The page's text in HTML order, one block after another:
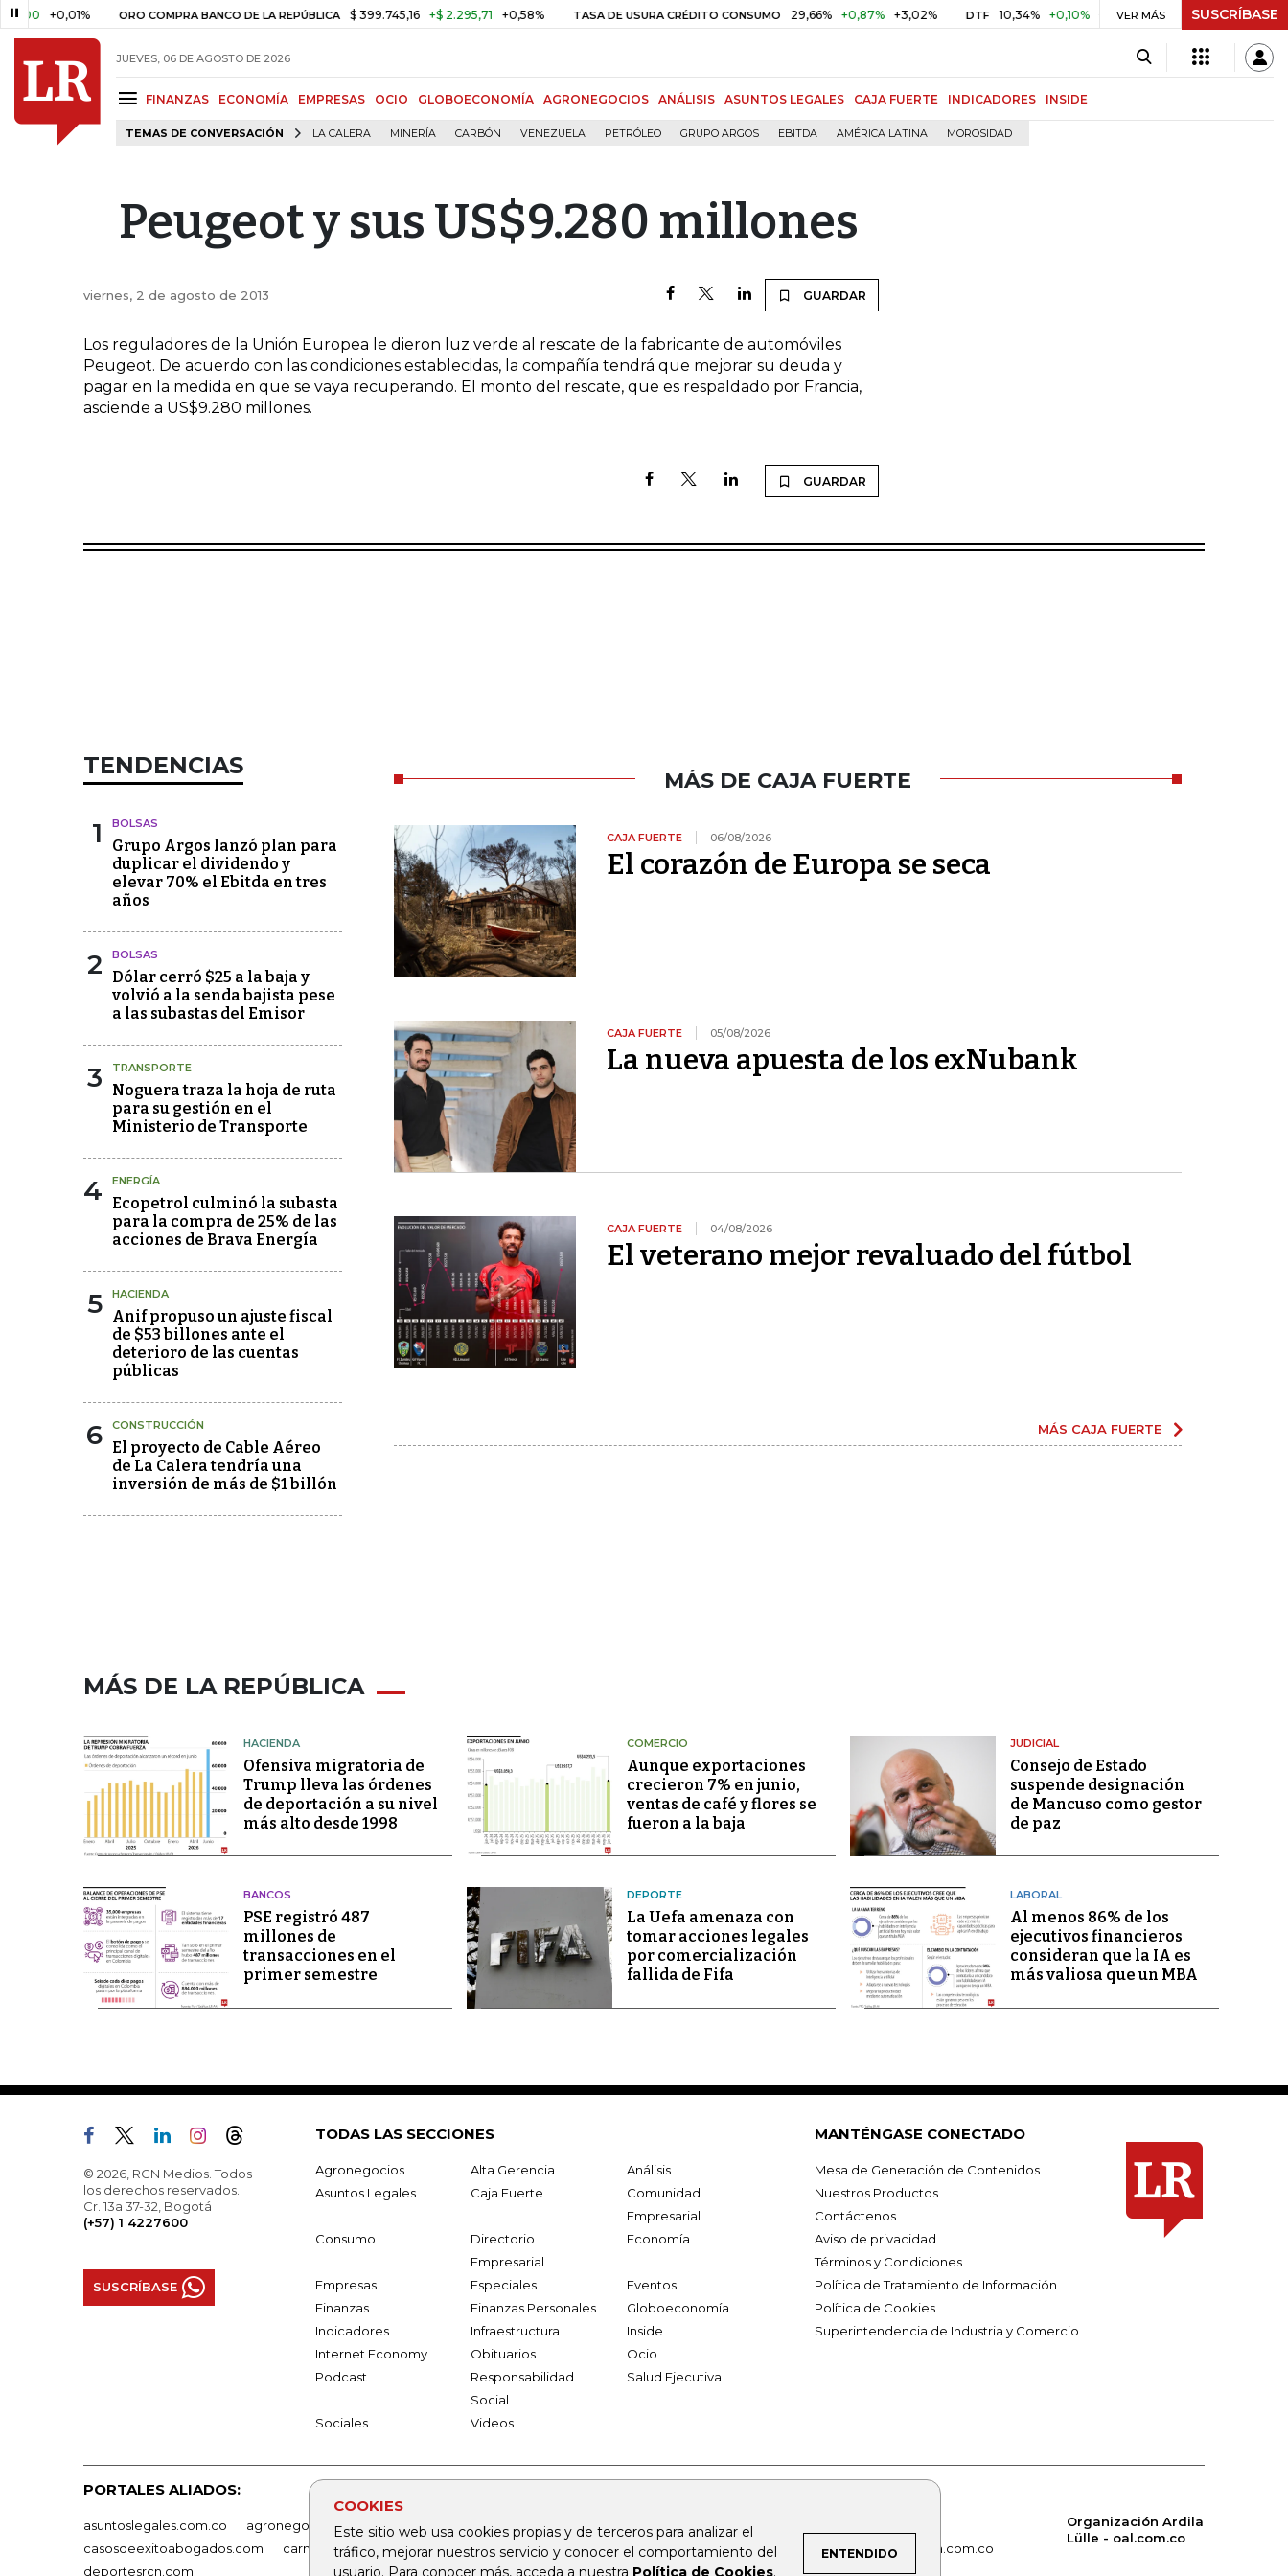
+0,01% ORO COMPRA BANCO DE LA REPÚBLICA $ 399.745,16 +$ 2.295,71 +0,58% TASA DE USURA CRÉDITO CONSUMO 29,66% +0,87% +3,02% DTF 10,34% +0,10% +0,98% UVR $ 416,86 +$ 0,05
VER MÁS SUSCRÍBASE
JUEVES, 06 DE AGOSTO DE 2026
FINANZAS ECONOMÍA EMPRESAS OCIO GLOBOECONOMÍA AGRONEGOCIOS ANÁLISIS ASUNTOS LEGALES CAJA FUERTE INDICADORES INSIDE
TEMAS DE CONVERSACIÓN LA CALERA MINERÍA CARBÓN VENEZUELA PETRÓLEO GRUPO ARGOS EBITDA AMÉRICA LATINA MOROSIDAD
COOKIES
Este sitio web usa cookies propias y de terceros para analizar el
tráfico, mejorar nuestros servicio y conocer el comportamiento del
usuario. Para conocer más, acceda a nuestra Política de Cookies.
ENTENDIDO
Peugeot y sus US$9.280 millones
viernes, 2 de agosto de 2013 GUARDAR
Los reguladores de la Unión Europea le dieron luz verde al rescate de la fabricante de automóviles
Peugeot. De acuerdo con las condiciones establecidas, la compañía tendrá que mejorar su deuda y
pagar en la medida en que se vaya recuperando. El monto del rescate, que es respaldado por Francia,
asciende a US$9.280 millones.
GUARDAR
TENDENCIAS
1 BOLSAS
Grupo Argos lanzó plan para
duplicar el dividendo y
elevar 70% el Ebitda en tres
años
2 BOLSAS
Dólar cerró $25 a la baja y
volvió a la senda bajista pese
a las subastas del Emisor
3 TRANSPORTE
Noguera traza la hoja de ruta
para su gestión en el
Ministerio de Transporte
4 ENERGÍA
Ecopetrol culminó la subasta
para la compra de 25% de las
acciones de Brava Energía
5 HACIENDA
Anif propuso un ajuste fiscal
de $53 billones ante el
deterioro de las cuentas
públicas
6 CONSTRUCCIÓN
El proyecto de Cable Aéreo
de La Calera tendría una
inversión de más de $1 billón
MÁS DE CAJA FUERTE
CAJA FUERTE 06/08/2026
El corazón de Europa se seca
CAJA FUERTE 05/08/2026
La nueva apuesta de los exNubank
CAJA FUERTE 04/08/2026
El veterano mejor revaluado del fútbol
MÁS CAJA FUERTE
MÁS DE LA REPÚBLICA
HACIENDA
Ofensiva migratoria de
Trump lleva las órdenes
de deportación a su nivel
más alto desde 1998
COMERCIO
Aunque exportaciones
crecieron 7% en junio,
ventas de café y flores se
fueron a la baja
JUDICIAL
Consejo de Estado
suspende designación
de Mancuso como gestor
de paz
BANCOS
PSE registró 487
millones de
transacciones en el
primer semestre
DEPORTE
La Uefa amenaza con
tomar acciones legales
por comercialización
fallida de Fifa
LABORAL
Al menos 86% de los
ejecutivos financieros
consideran que la IA es
más valiosa que un MBA
© 2026, RCN Medios. Todos
los derechos reservados.
Cr. 13a 37-32, Bogotá
(+57) 1 4227600
SUSCRÍBASE
TODAS LAS SECCIONES
Agronegocios Alta Gerencia
Análisis
Asuntos Legales
Caja Fuerte
Comunidad
Empresarial
Consumo
Directorio
Empresarial
Economía
Empresas Especiales
Eventos
Finanzas
Finanzas Personales
Globoeconomía
Indicadores
Infraestructura
Inside
Internet Economy
Obituarios
Ocio
Podcast
Responsabilidad
Social
Salud Ejecutiva
Sociales Videos
MANTÉNGASE CONECTADO
Mesa de Generación de Contenidos
Nuestros Productos
Contáctenos
Aviso de privacidad
Términos y Condiciones
Política de Tratamiento de Información
Política de Cookies
Superintendencia de Industria y Comercio
PORTALES ALIADOS:
asuntoslegales.com.co agronegocios.co empresas.larepublica.co firmasdeabogados.com
bolsaencolombia.com
casosdeexitoabogados.com
carnavalindustriacultural.com canalrcn.com rcnradio.com noticiasrcn.com lafm.com.co
alerta.com.co
deportesrcn.com
Organización Ardila
Lülle - oal.com.co